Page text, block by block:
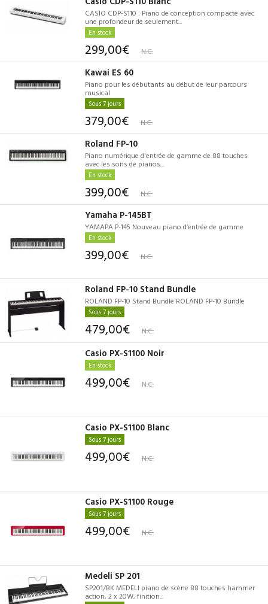
CASIO CDP-S110 : Piano de conception compacte avec
une profondeur de seulement...
En stock
299,00€ N.C.
Kawai ES 60
Piano pour les débutants au début de leur parcours
musical
Sous 7 jours
379,00€ N.C.
Roland FP-10
Piano numérique d'entrée de gamme de 88 touches
avec les sons de pianos...
En stock
399,00€ N.C.
Yamaha P-145BT
YAMAPA P-145 Nouveau piano d’entrée de gamme
En stock
399,00€ N.C.
Roland FP-10 Stand Bundle
ROLAND FP-10 Stand Bundle ROLAND FP-10 Bundle
Sous 7 jours
479,00€ N.C.
Casio PX-S1100 Noir
En stock
499,00€ N.C.
Casio PX-S1100 Blanc
Sous 7 jours
499,00€ N.C.
Casio PX-S1100 Rouge
Sous 7 jours
499,00€ N.C.
Medeli SP 201
SP201/BK MEDELI piano de scène 88 touches hammer
action, 2 x 20W, finition...